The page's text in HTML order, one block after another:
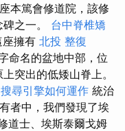
本篤會修道院，該修
之一。 台中脊椎矯
擁有 北投 整復
命名的盆地中部，位
突出的低矮山脊上。
搜尋引擎如何運作 統治
者中，我們發現了埃
道士、埃斯泰爾戈姆